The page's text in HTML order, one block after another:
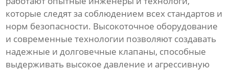
которые следят за соблюдением всех стандартов и
норм безопасности. Высокоточное оборудование
и современные технологии позволяют создавать
надежные и долговечные клапаны, способные
выдерживать высокое давление и агрессивную